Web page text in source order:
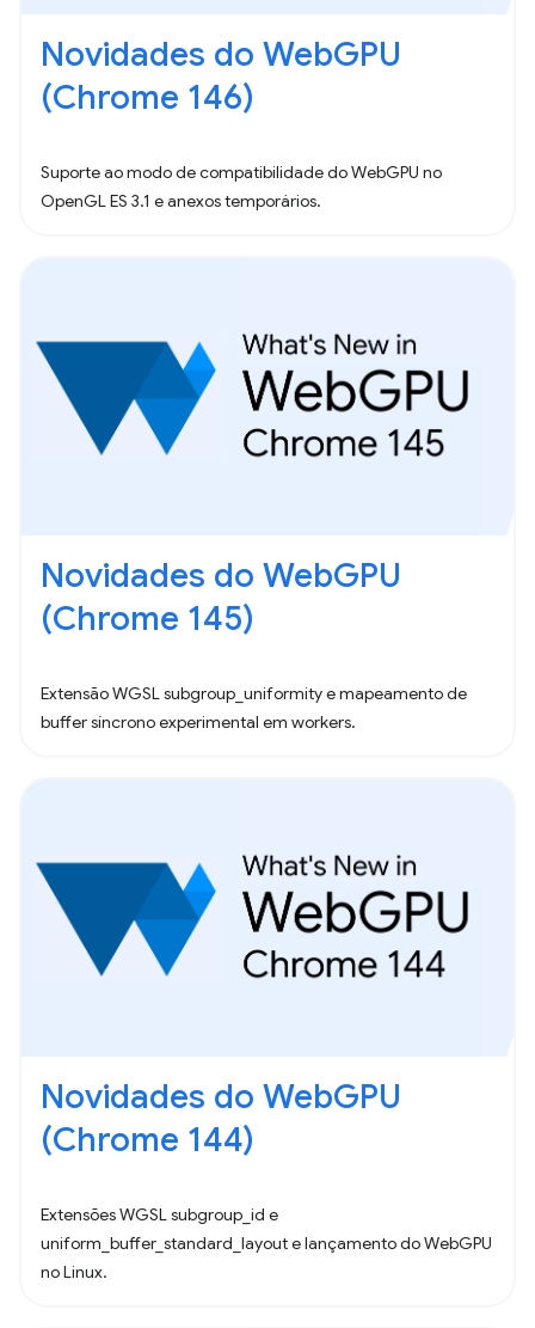
Novidades do WebGPU
(Chrome 146)
Suporte ao modo de compatibilidade do WebGPU no
OpenGL ES 3.1 e anexos temporários.
Novidades do WebGPU
(Chrome 145)
Extensão WGSL subgroup_uniformity e mapeamento de
buffer síncrono experimental em workers.
Novidades do WebGPU
(Chrome 144)
Extensões WGSL subgroup_id e
uniform_buffer_standard_layout e lançamento do WebGPU
no Linux.